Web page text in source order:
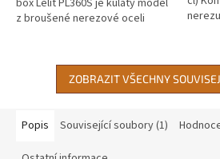
z broušené nerezové oceli
ZOBRAZIT VŠECHNY
Popis Související soubory (1)